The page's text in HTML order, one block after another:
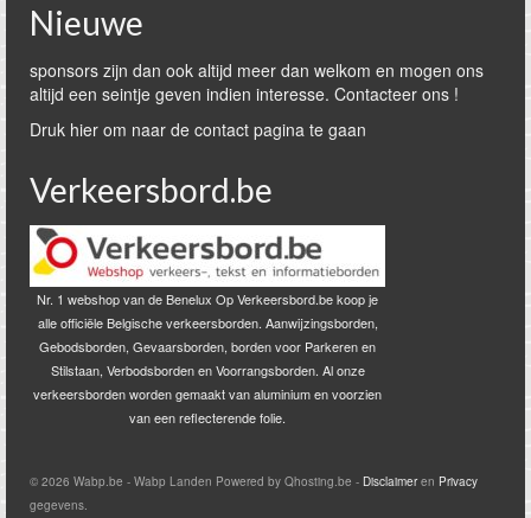
Nieuwe
sponsors zijn dan ook altijd meer dan welkom en mogen ons
altijd een seintje geven indien interesse. Contacteer ons !
Druk hier om naar de contact pagina te gaan
Verkeersbord.be
Nr. 1 webshop van de Benelux Op Verkeersbord.be koop je
alle officiële Belgische verkeersborden. Aanwijzingsborden,
Gebodsborden, Gevaarsborden, borden voor Parkeren en
Stilstaan, Verbodsborden en Voorrangsborden. Al onze
verkeersborden worden gemaakt van aluminium en voorzien
van een reflecterende folie.
© 2026 Wabp.be - Wabp Landen Powered by Qhosting.be - Disclaimeren Privacy
gegevens.